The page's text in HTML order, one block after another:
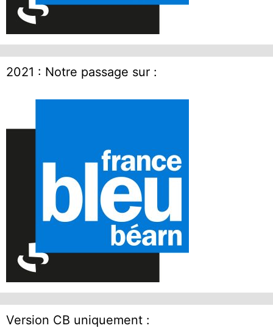
2021 : Notre passage sur :
Version CB uniquement :